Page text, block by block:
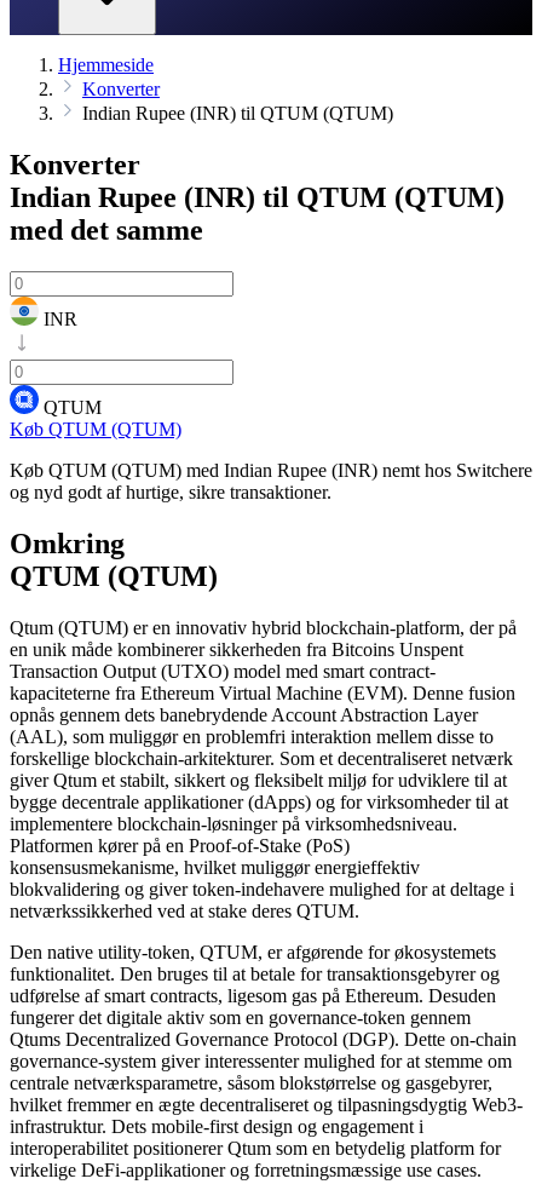
Hjemmeside
Konverter
Indian Rupee (INR) til QTUM (QTUM)
Konverter
Indian Rupee (INR) til QTUM (QTUM)
med det samme
INR
QTUM
Køb QTUM (QTUM)
Køb QTUM (QTUM) med Indian Rupee (INR) nemt hos Switchere
og nyd godt af hurtige, sikre transaktioner.
Omkring
QTUM (QTUM)
Qtum (QTUM) er en innovativ hybrid blockchain-platform, der på
en unik måde kombinerer sikkerheden fra Bitcoins Unspent
Transaction Output (UTXO) model med smart contract-
kapaciteterne fra Ethereum Virtual Machine (EVM). Denne fusion
opnås gennem dets banebrydende Account Abstraction Layer
(AAL), som muliggør en problemfri interaktion mellem disse to
forskellige blockchain-arkitekturer. Som et decentraliseret netværk
giver Qtum et stabilt, sikkert og fleksibelt miljø for udviklere til at
bygge decentrale applikationer (dApps) og for virksomheder til at
implementere blockchain-løsninger på virksomhedsniveau.
Platformen kører på en Proof-of-Stake (PoS)
konsensusmekanisme, hvilket muliggør energieffektiv
blokvalidering og giver token-indehavere mulighed for at deltage i
netværkssikkerhed ved at stake deres QTUM.
Den native utility-token, QTUM, er afgørende for økosystemets
funktionalitet. Den bruges til at betale for transaktionsgebyrer og
udførelse af smart contracts, ligesom gas på Ethereum. Desuden
fungerer det digitale aktiv som en governance-token gennem
Qtums Decentralized Governance Protocol (DGP). Dette on-chain
governance-system giver interessenter mulighed for at stemme om
centrale netværksparametre, såsom blokstørrelse og gasgebyrer,
hvilket fremmer en ægte decentraliseret og tilpasningsdygtig Web3-
infrastruktur. Dets mobile-first design og engagement i
interoperabilitet positionerer Qtum som en betydelig platform for
virkelige DeFi-applikationer og forretningsmæssige use cases.